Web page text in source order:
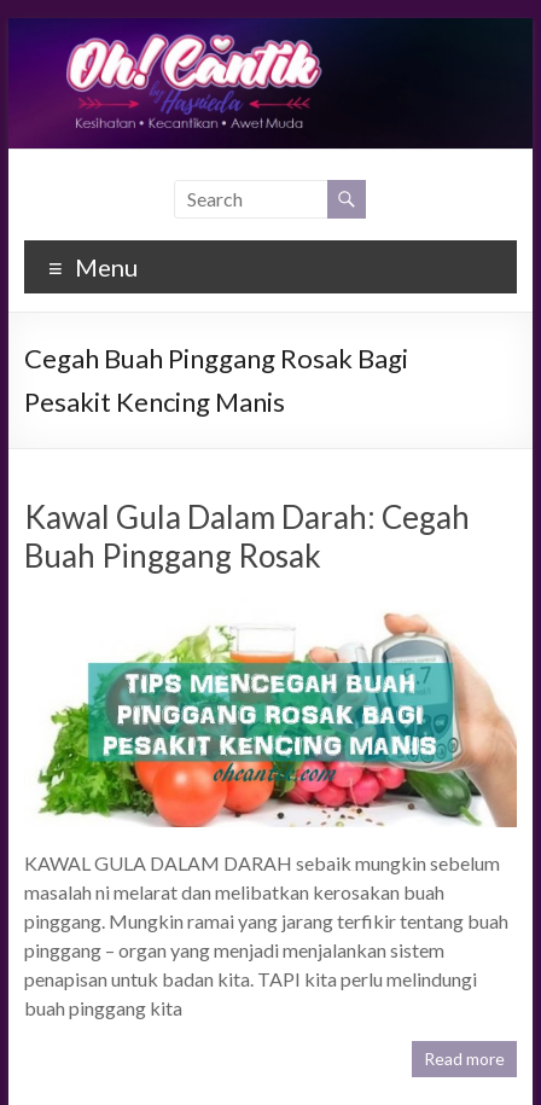
content
Ohcantik.com
MudaMenu
Cegah Buah Pinggang Rosak Bagi
Pesakit Kencing Manis
Kawal Gula Dalam Darah: Cegah
Buah Pinggang Rosak
KAWAL GULA DALAM DARAH sebaik mungkin sebelum
masalah ni melarat dan melibatkan kerosakan buah
pinggang. Mungkin ramai yang jarang terfikir tentang buah
pinggang – organ yang menjadi menjalankan sistem
penapisan untuk badan kita. TAPI kita perlu melindungi
buah pinggang kita
Read more